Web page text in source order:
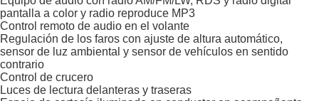
pantalla a color y radio reproduce MP3
Control remoto de audio en el volante
Regulación de los faros con ajuste de altura automático,
sensor de luz ambiental y sensor de vehículos en sentido
contrario
Control de crucero
Luces de lectura delanteras y traseras